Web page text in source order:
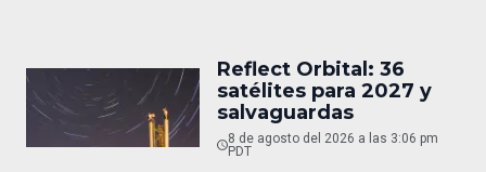
Reflect Orbital: 36
satélites para 2027 y
salvaguardas
8 de agosto del 2026 a las 3:06 pm
PDT